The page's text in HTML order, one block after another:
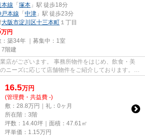
本線 「塚本 」駅 徒歩18分
本線 「中津 」駅 徒歩23分
大阪市淀川区十三本町 １丁目
万円
築34年 ｜募集中： 1室
7階建
店がございます。 事務所物件をはじめ、飲食・美
ニーズに応じて店舗物件をご紹介しております。
切...
16.5万円
(管理費・共益費 -)
敷：28.8万円｜礼：0ヶ月
所在階：3階
坪数：14.40坪｜面積：47.61㎡
坪単価： 1.15万円